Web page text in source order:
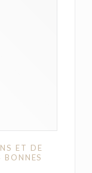
ET DE
BONNES